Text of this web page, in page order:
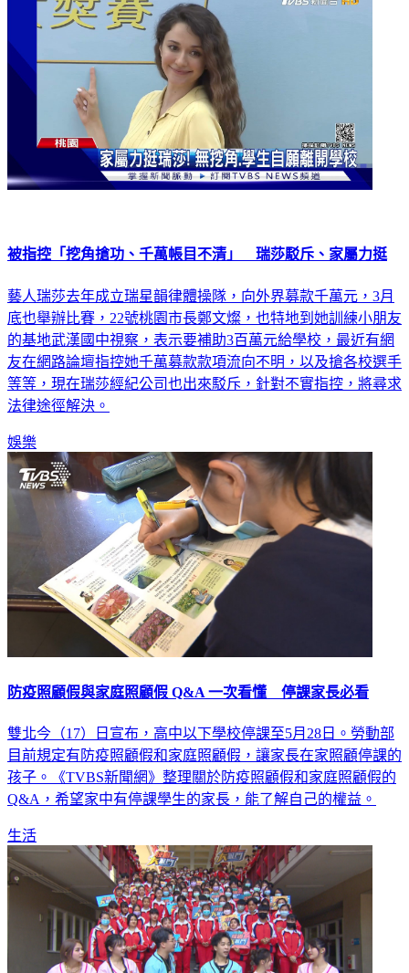
被指控「挖角搶功、千萬帳目不清」 瑞莎駁斥、家屬力挺
藝人瑞莎去年成立瑞星韻律體操隊，向外界募款千萬元，3月
底也舉辦比賽，22號桃園市長鄭文燦，也特地到她訓練小朋友
的基地武漢國中視察，表示要補助3百萬元給學校，最近有網
友在網路論壇指控她千萬募款款項流向不明，以及搶各校選手
等等，現在瑞莎經紀公司也出來駁斥，針對不實指控，將尋求
法律途徑解決。
娛樂
防疫照顧假與家庭照顧假 Q&A 一次看懂 停課家長必看
雙北今（17）日宣布，高中以下學校停課至5月28日。勞動部
目前規定有防疫照顧假和家庭照顧假，讓家長在家照顧停課的
孩子。《TVBS新聞網》整理關於防疫照顧假和家庭照顧假的
Q&A，希望家中有停課學生的家長，能了解自己的權益。
生活